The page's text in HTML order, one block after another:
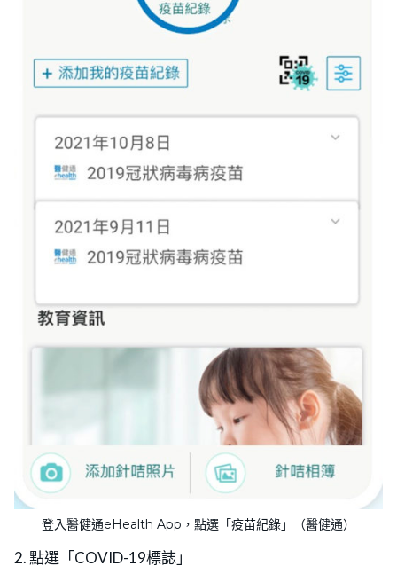
登入醫健通eHealth App，點選「疫苗紀錄」（醫健通）
2. 點選「COVID-19標誌」